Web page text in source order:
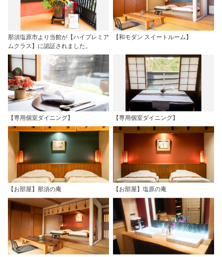
那須塩原市より当館が【ハイプレミア
ムクラス】に認証されました。
【和モダン スイートルーム】
【専用個室ダイニング】 【専用個室ダイニング】
【お部屋】那須の庵 【お部屋】塩原の庵